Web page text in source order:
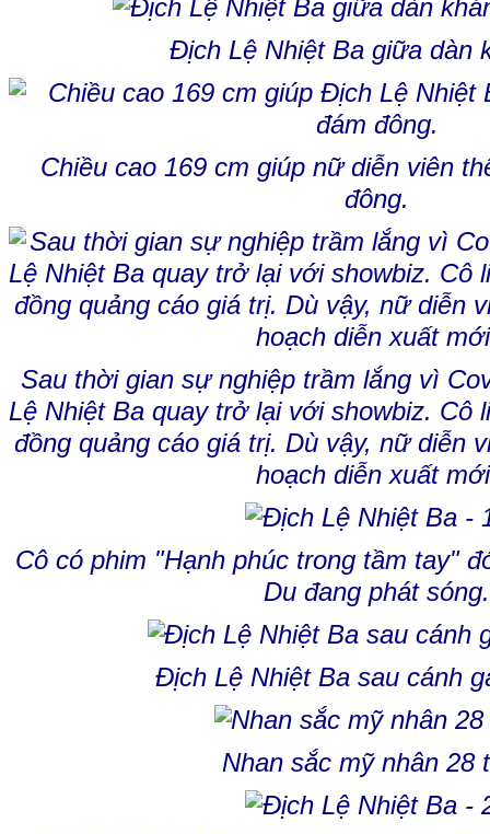
Địch Lệ Nhiệt Ba giữa dàn
Chiều cao 169 cm giúp nữ diễn viên
đông.
Sau thời gian sự nghiệp trầm lắng vì
Lệ Nhiệt Ba quay trở lại với showbiz. Cô
đồng quảng cáo giá trị. Dù vậy, nữ diễn
hoạch diễn xuất
Cô có phim "Hạnh phúc trong tầm tay"
Du đang phát sóng.
Địch Lệ Nhiệt Ba sau cánh
Nhan sắc mỹ nhân 28